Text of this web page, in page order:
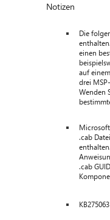
Notizen
Die
einen
auf
drei
Wenden
.cab
.cab